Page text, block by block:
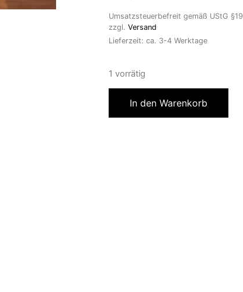
Umsatzsteuerbefreit gemäß UStG §19
zzgl. Versand
Lieferzeit: ca. 3-4 Werktage
1 vorrätig
In den Warenkorb